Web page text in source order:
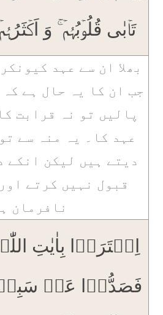
تَاۡبٰی قُلُوۡبُہُمۡ ۚ وَ
بھلا ان سے عہد
جب ان کا یہ حال ہے
پالیں تو نہ قرابت
عہد کا۔ یہ منہ سے
دیتے ہیں لیکن انکے
قبول نہیں کرتے
نافرمان
اِشۡتَرَوۡا بِاٰیٰتِ
فَصَدُّوۡا عَنۡ